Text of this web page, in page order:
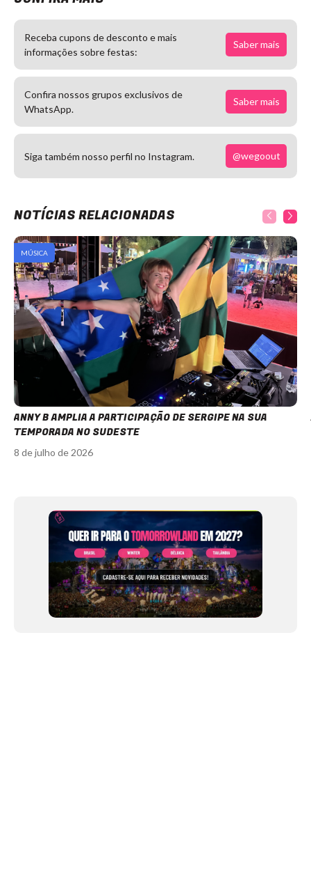
Receba cupons de desconto e mais
informações sobre festas:
Saber mais
Confira nossos grupos exclusivos de
WhatsApp.
Saber mais
Siga também nosso perfil no Instagram. @wegoout
NOTÍCIAS RELACIONADAS
MÚSICA
ANNY B AMPLIA A PARTICIPAÇÃO DE SERGIPE NA SUA
TEMPORADA NO SUDESTE
8 de julho de 2026